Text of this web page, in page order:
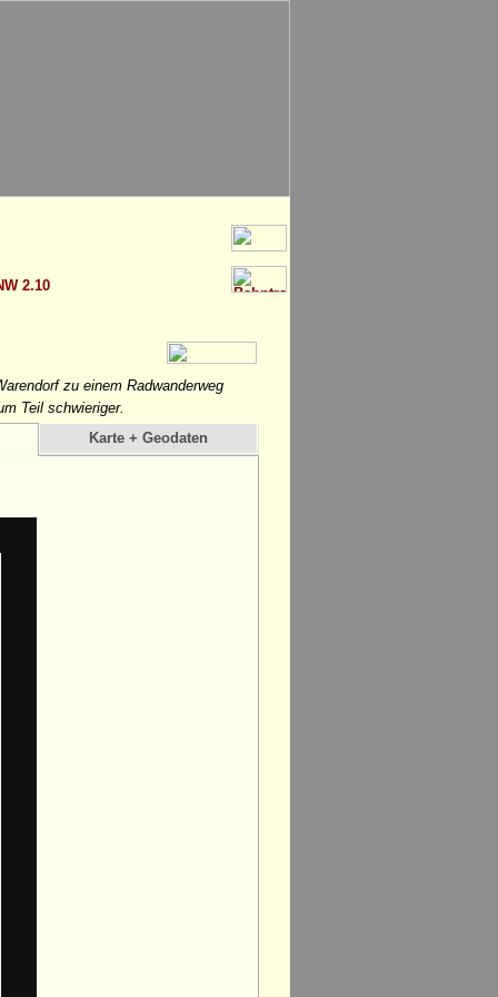
2.10
zu einem Radwanderweg
Teil schwieriger.
Karte + Geodaten